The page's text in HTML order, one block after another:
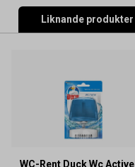
Liknande produkter
WC-Rent Duck Wc Active